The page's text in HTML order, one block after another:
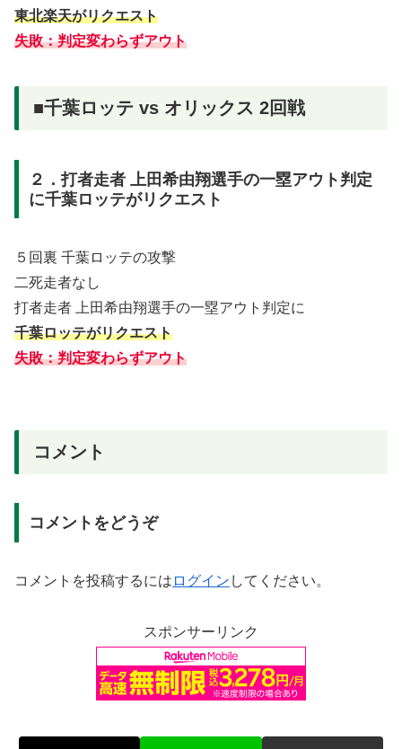
東北楽天がリクエスト
失敗：判定変わらずアウト
■千葉ロッテ vs オリックス 2回戦
２．打者走者 上田希由翔選手の一塁アウト判定
に千葉ロッテがリクエスト
５回裏 千葉ロッテの攻撃
二死走者なし
打者走者 上田希由翔選手の一塁アウト判定に
千葉ロッテがリクエスト
失敗：判定変わらずアウト
コメント
コメントをどうぞ
コメントを投稿するには ログイン してください。
スポンサーリンク